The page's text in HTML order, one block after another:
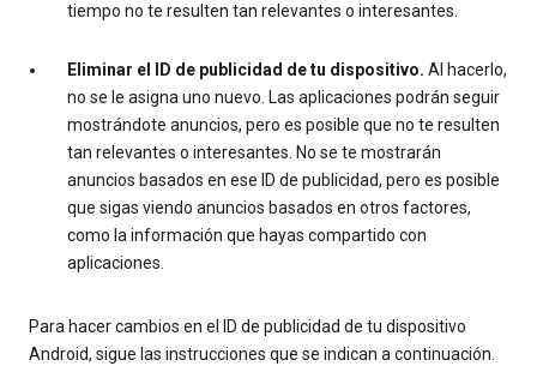
tiempo no te resulten tan relevantes o interesantes.
Eliminar el ID de publicidad de tu dispositivo. Al hacerlo,
no se le asigna uno nuevo. Las aplicaciones podrán seguir
mostrándote anuncios, pero es posible que no te resulten
tan relevantes o interesantes. No se te mostrarán
anuncios basados en ese ID de publicidad, pero es posible
que sigas viendo anuncios basados en otros factores,
como la información que hayas compartido con
aplicaciones.
Para hacer cambios en el ID de publicidad de tu dispositivo
Android, sigue las instrucciones que se indican a continuación.